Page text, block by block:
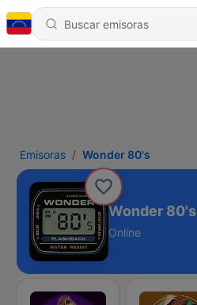
Emisoras Wonder 80's
Wonder 80's
Online